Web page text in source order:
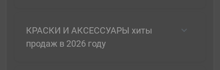
КРАСКИ И АКСЕССУАРЫ хиты
продаж в 2026 году